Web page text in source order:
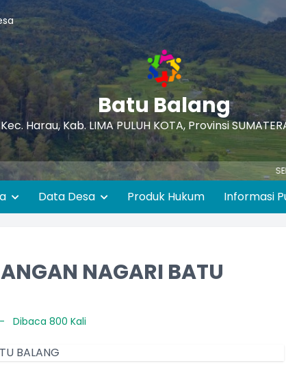
Batu Balang
Kec. Harau, Kab. LIMA PULUH KOTA, Provinsi
SELAMAT
Data Desa Produk Hukum Informasi
NAGARI BATU
Dibaca 800 Kali